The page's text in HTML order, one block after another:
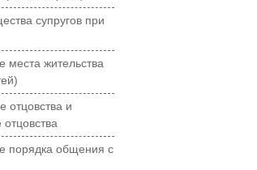
супругов при
места жительства
отцовства и
порядка общения с